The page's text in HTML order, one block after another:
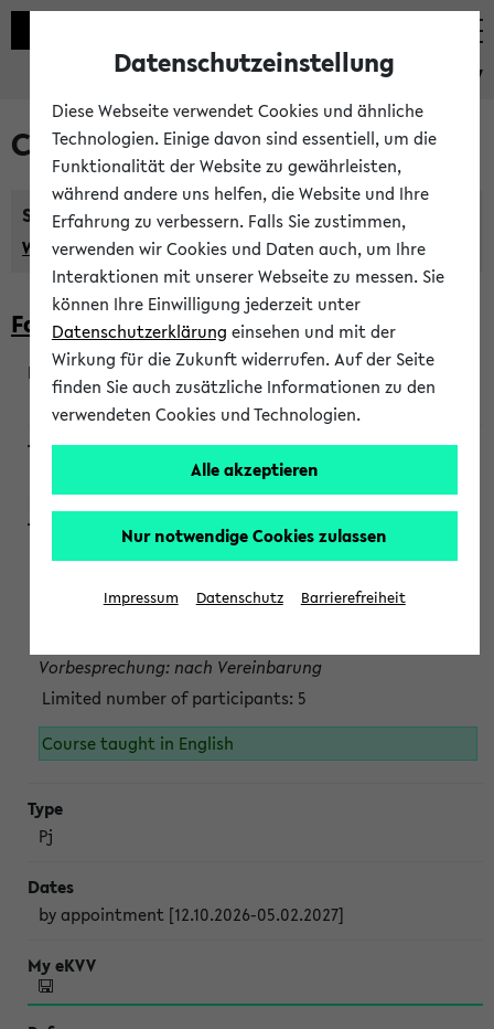
eKVV
Courses taught in English
Semester:
WiSe 2026/2027 SoSe 2026 Previous...
Faculty of Biology
200923
Wendisch, Peters-Wendisch, Stegelmann
Projektmodul "Bakterielle Biotechnologie"
Persönliche Anmeldung beim Veranstalter ist unbedingt
Vorbesprechung: nach Vereinbarung
Limited number of participants: 5
Course taught in English
Pj
by appointment [12.10.2026-05.02.2027]
Datenschutzeinstellung
Diese Webseite verwendet Cookies und ähnliche
Technologien. Einige davon sind essentiell, um die
Funktionalität der Website zu gewährleisten,
während andere uns helfen, die Website und Ihre
Erfahrung zu verbessern. Falls Sie zustimmen,
verwenden wir Cookies und Daten auch, um Ihre
Interaktionen mit unserer Webseite zu messen. Sie
können Ihre Einwilligung jederzeit unter
Datenschutzerklärung einsehen und mit der
Wirkung für die Zukunft widerrufen. Auf der Seite
finden Sie auch zusätzliche Informationen zu den
verwendeten Cookies und Technologien.
Alle akzeptieren
Nur notwendige Cookies zulassen
Impressum Datenschutz Barrierefreiheit